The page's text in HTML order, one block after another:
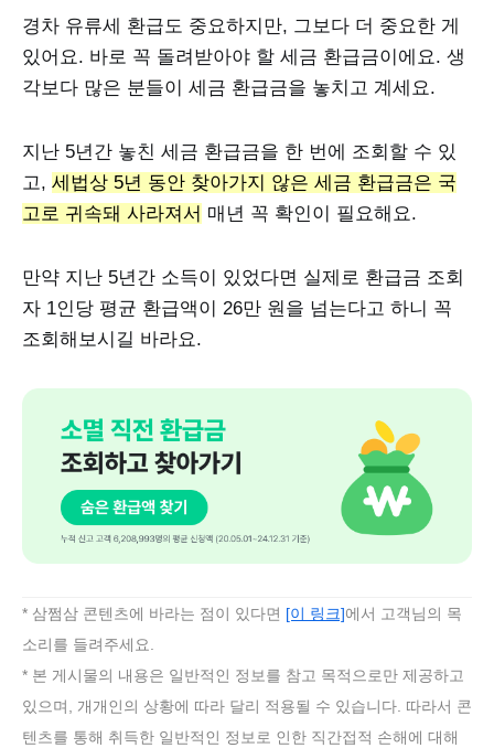
경차 유류세 환급도 중요하지만, 그보다 더 중요한 게
있어요. 바로 꼭 돌려받아야 할 세금 환급금이에요. 생
각보다 많은 분들이 세금 환급금을 놓치고 계세요.
지난 5년간 놓친 세금 환급금을 한 번에 조회할 수 있
고, 세법상 5년 동안 찾아가지 않은 세금 환급금은 국
고로 귀속돼 사라져서 매년 꼭 확인이 필요해요.
만약 지난 5년간 소득이 있었다면 실제로 환급금 조회
자 1인당 평균 환급액이 26만 원을 넘는다고 하니 꼭
조회해보시길 바라요.
* 삼쩜삼 콘텐츠에 바라는 점이 있다면 [이 링크] 에서 고객님의 목
소리를 들려주세요.
* 본 게시물의 내용은 일반적인 정보를 참고 목적으로만 제공하고
있으며, 개개인의 상황에 따라 달리 적용될 수 있습니다. 따라서 콘
텐츠를 통해 취득한 일반적인 정보로 인한 직간접적 손해에 대해